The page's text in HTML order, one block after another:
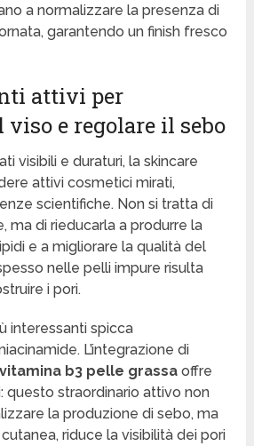
a normalizzare la presenza di
garantendo un finish fresco
attivi per
viso e regolare il sebo
visibili e duraturi, la skincare
attivi cosmetici mirati,
scientifiche. Non si tratta di
ma di rieducarla a produrre la
e a migliorare la qualità del
nelle pelli impure risulta
i pori.
interessanti spicca
L’integrazione di
vitamina b3 pelle grassa offre
questo straordinario attivo non
la produzione di sebo, ma
riduce la visibilità dei pori